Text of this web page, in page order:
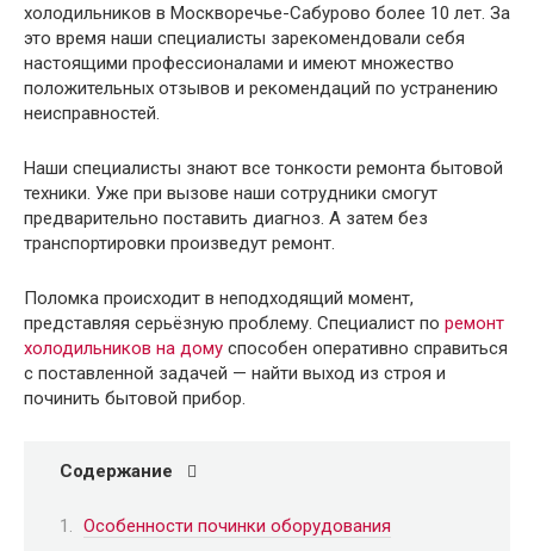
холодильников в Москворечье-Сабурово более 10 лет. За
это время наши специалисты зарекомендовали себя
настоящими профессионалами и имеют множество
положительных отзывов и рекомендаций по устранению
неисправностей.
Наши специалисты знают все тонкости ремонта бытовой
техники. Уже при вызове наши сотрудники смогут
предварительно поставить диагноз. А затем без
транспортировки произведут ремонт.
Поломка происходит в неподходящий момент,
представляя серьёзную проблему. Специалист по ремонт
холодильников на дому способен оперативно справиться
с поставленной задачей — найти выход из строя и
починить бытовой прибор.
Содержание
Особенности починки оборудования